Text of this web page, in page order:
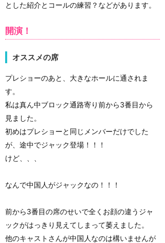
とした紹介とコールの練習？などがあります。
開演！
オススメの席
プレショーのあと、大きなホールに通されま
す。
私は真ん中ブロック通路寄り前から3番目から
見ました。
初めはプレショーと同じメンバーだけでした
が、途中でジャック登場！！！
けど、、、
なんで中国人がジャックなの！！！
前から3番目の席のせいで全くお顔の違うジャ
ックがはっきり見えてしまって萎えました。
他のキャストさんが中国人なのは構いませんが